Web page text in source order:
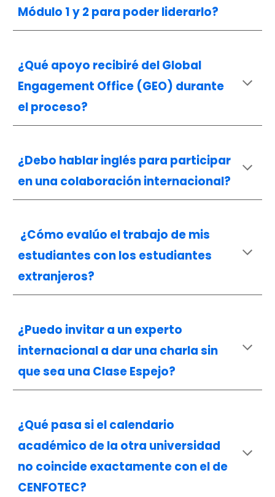
Módulo 1 y 2 para poder liderarlo?
¿Qué apoyo recibiré del Global
Engagement Office (GEO) durante
el proceso?
¿Debo hablar inglés para participar
en una colaboración internacional?
¿Cómo evalúo el trabajo de mis
estudiantes con los estudiantes
extranjeros?
¿Puedo invitar a un experto
internacional a dar una charla sin
que sea una Clase Espejo?
¿Qué pasa si el calendario
académico de la otra universidad
no coincide exactamente con el de
CENFOTEC?